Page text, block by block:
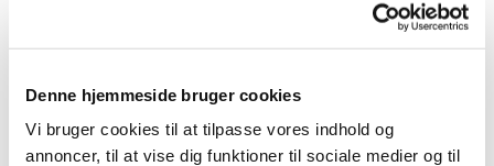
Denne hjemmeside bruger cookies
Vi bruger cookies til at tilpasse vores indhold og
annoncer, til at vise dig funktioner til sociale medier og til
www.km.dk